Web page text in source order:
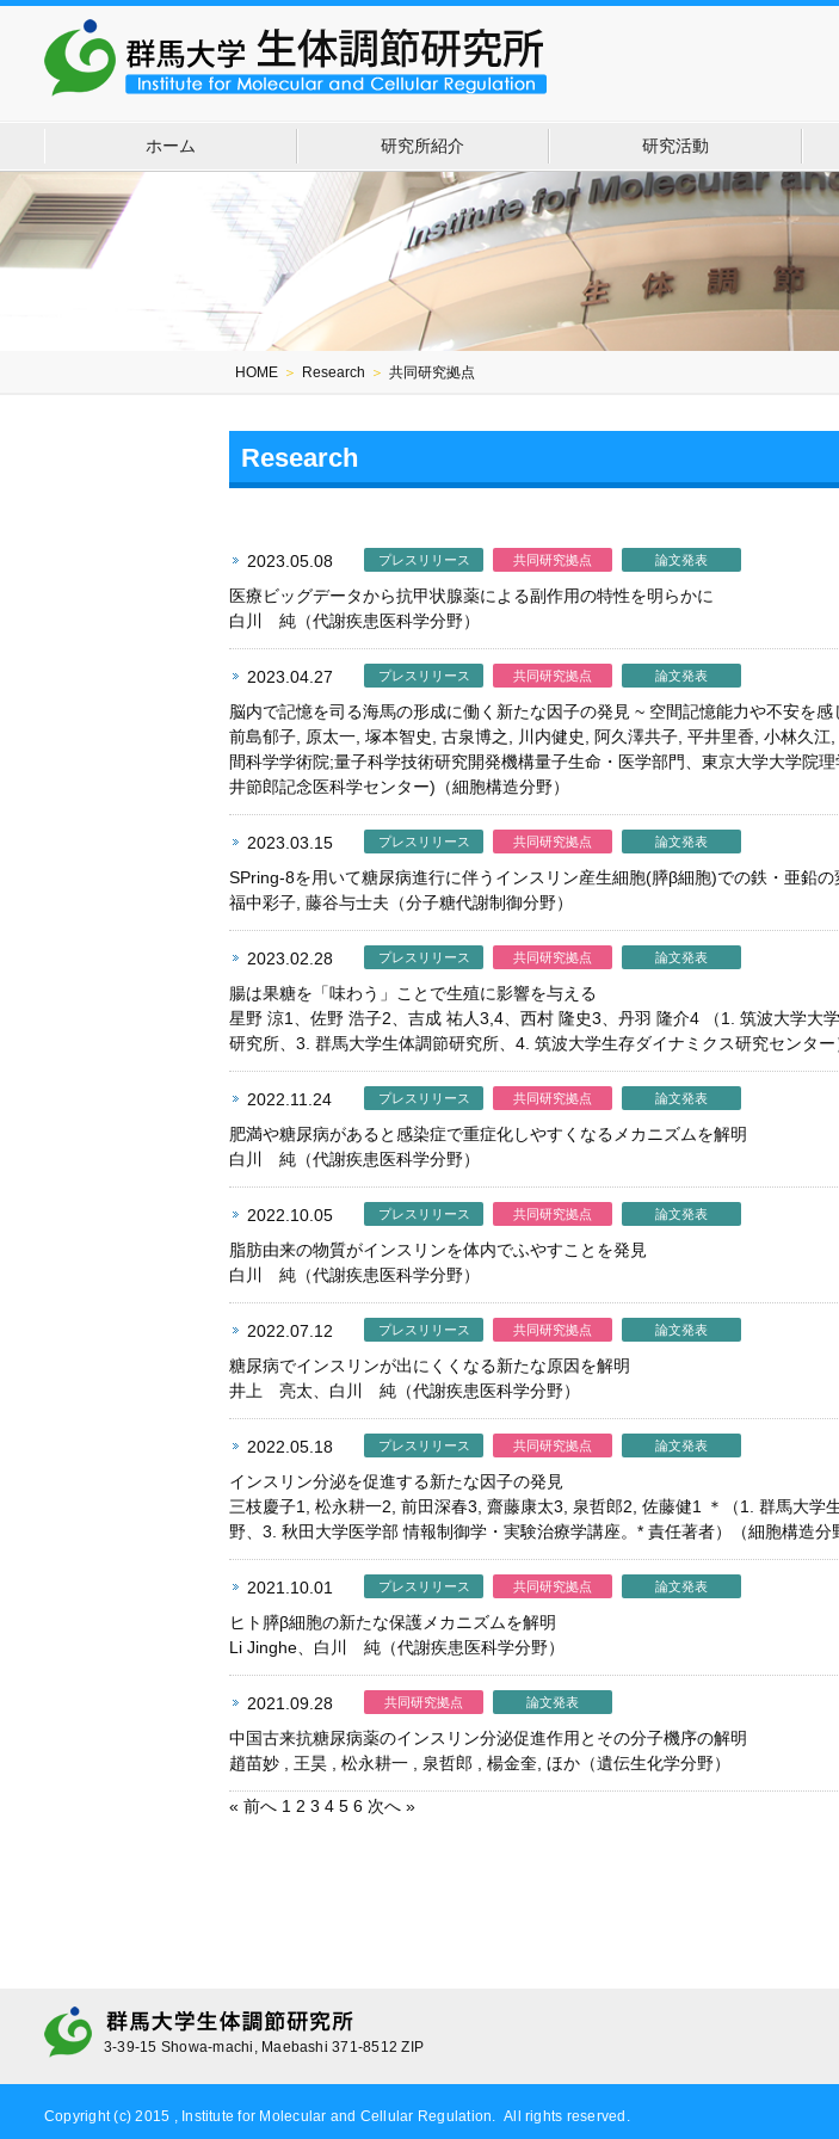
ホーム 研究所紹介 研究活動
HOME ＞ Research ＞ 共同研究拠点
Research
2023.05.08 プレスリリース 共同研究拠点 論文発表
医療ビッグデータから抗甲状腺薬による副作用の特性を明らかに
白川 純（代謝疾患医科学分野）
2023.04.27 プレスリリース 共同研究拠点 論文発表
脳内で記憶を司る海馬の形成に働く新たな因子の発見 ~ 空間記憶能力や不安を感
前島郁子, 原太一, 塚本智史, 古泉博之, 川内健史, 阿久澤共子, 平井里香, 小林久
間科学学術院;量子科学技術研究開発機構量子生命・医学部門、東京大学大学院
井節郎記念医科学センター)（細胞構造分野）
2023.03.15 プレスリリース 共同研究拠点 論文発表
SPring-8を用いて糖尿病進行に伴うインスリン産生細胞(膵β細胞)での鉄・亜鉛の
福中彩子, 藤谷与士夫（分子糖代謝制御分野）
2023.02.28 プレスリリース 共同研究拠点 論文発表
腸は果糖を「味わう」ことで生殖に影響を与える
星野 涼1、佐野 浩子2、吉成 祐人3,4、⻄村 隆史3、丹羽 隆介4 （1. 筑波大学大
研究所、3. 群馬大学生体調節研究所、4. 筑波大学生存ダイナミクス研究センター
2022.11.24 プレスリリース 共同研究拠点 論文発表
肥満や糖尿病があると感染症で重症化しやすくなるメカニズムを解明
白川 純（代謝疾患医科学分野）
2022.10.05 プレスリリース 共同研究拠点 論文発表
脂肪由来の物質がインスリンを体内でふやすことを発見
白川 純（代謝疾患医科学分野）
2022.07.12 プレスリリース 共同研究拠点 論文発表
糖尿病でインスリンが出にくくなる新たな原因を解明
井上 亮太、白川 純（代謝疾患医科学分野）
2022.05.18 プレスリリース 共同研究拠点 論文発表
インスリン分泌を促進する新たな因子の発見
三枝慶子1, 松永耕一2, 前田深春3, 齋藤康太3, 泉哲郎2, 佐藤健1 ＊（1. 群馬大
野、3. 秋田大学医学部 情報制御学・実験治療学講座。* 責任著者）（細胞構造分
2021.10.01 プレスリリース 共同研究拠点 論文発表
ヒト膵β細胞の新たな保護メカニズムを解明
Li Jinghe、白川 純（代謝疾患医科学分野）
2021.09.28 共同研究拠点 論文発表
中国古来抗糖尿病薬のインスリン分泌促進作用とその分子機序の解明
趙苗妙 , 王昊 , 松永耕一 , 泉哲郎 , 楊金奎, ほか（遺伝生化学分野）
« 前へ 1 2 3 4 5 6 次へ »
3-39-15 Showa-machi, Maebashi 371-8512 ZIP
Copyright (c) 2015 , Institute for Molecular and Cellular Regulation. All rights reserved.